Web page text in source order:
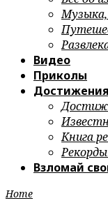
Музыка,
Видео
Приколы
Достижения
Книга
Взломай
Home